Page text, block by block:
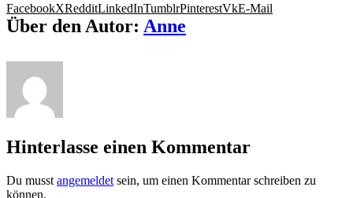
FacebookXRedditLinkedInTumblrPinterestVkE-Mail
Über den Autor: Anne
Hinterlasse einen Kommentar
Du musst angemeldet sein, um einen Kommentar schreiben zu
können.